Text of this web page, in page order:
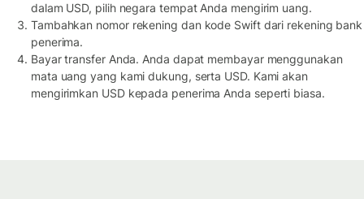
dalam USD, pilih negara tempat Anda mengirim uang.
Tambahkan nomor rekening dan kode Swift dari rekening bank
penerima.
Bayar transfer Anda. Anda dapat membayar menggunakan
mata uang yang kami dukung, serta USD. Kami akan
mengirimkan USD kepada penerima Anda seperti biasa.